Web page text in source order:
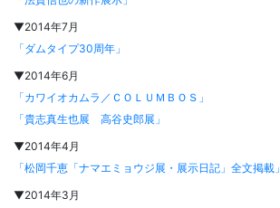
▼2014年7月
「ダムタイプ30周年」
▼2014年6月
「カワイオカムラ／ＣＯＬＵＭＢＯＳ」
「貴志真生也展 高谷史郎展」
▼2014年4月
「松岡千恵「ナマエミョウジ展・展示日記」全文掲載」
▼2014年3月